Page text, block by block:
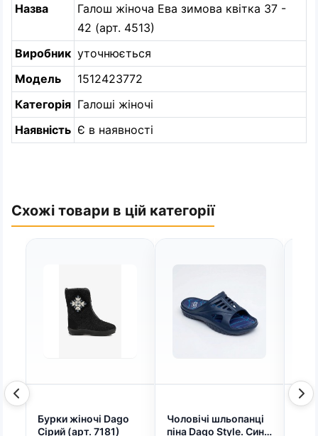
Назва
Галош жіноча Ева зимова квітка 37 -
42 (арт. 4513)
Виробник уточнюється
Модель
1512423772
Категорія Галоші жіночі
Наявність Є в наявності
Схожі товари в цій категорії
Бурки жіночі Dago
Сірий (арт. 7181)
Чоловічі шльопанці
піна Dago Style. Сині